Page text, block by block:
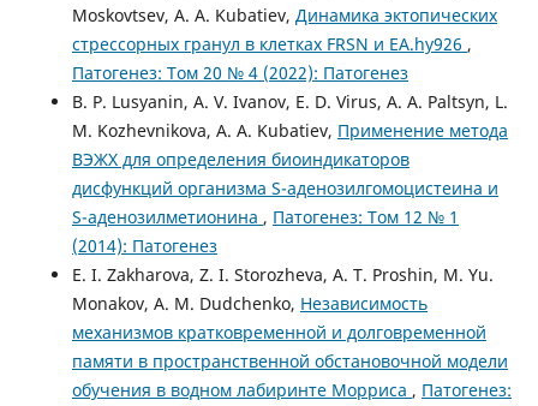
Moskovtsev, A. A. Kubatiev, Динамика эктопических
стрессорных гранул в клетках FRSN и EA.hy926 ,
Патогенез: Том 20 № 4 (2022): Патогенез
B. P. Lusyanin, A. V. Ivanov, E. D. Virus, A. A. Paltsyn, L.
M. Kozhevnikova, A. A. Kubatiev, Применение метода
ВЭЖХ для определения биоиндикаторов
дисфункций организма S-аденозилгомоцистеина и
S-аденозилметионина , Патогенез: Том 12 № 1
(2014): Патогенез
E. I. Zakharova, Z. I. Storozheva, A. T. Proshin, M. Yu.
Monakov, A. M. Dudchenko, Независимость
механизмов кратковременной и долговременной
памяти в пространственной обстановочной модели
обучения в водном лабиринте Морриса , Патогенез: